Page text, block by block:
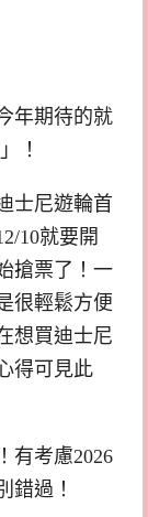
年期待的就
！
士尼遊輪首
10就要開
搶票了！一
很輕鬆方便
想買迪士尼
得可見此
有考慮2026
錯過！